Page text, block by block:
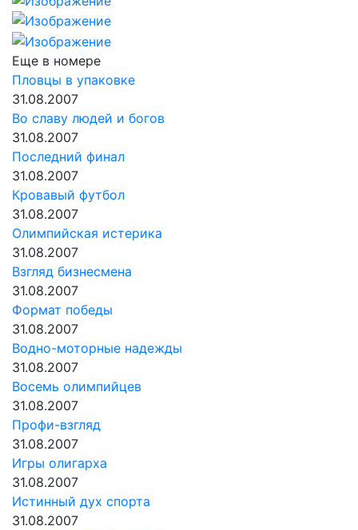
Еще в номере
Пловцы в упаковке
31.08.2007
Во славу людей и богов
31.08.2007
Последний финал
31.08.2007
Кровавый футбол
31.08.2007
Олимпийская истерика
31.08.2007
Взгляд бизнесмена
31.08.2007
Формат победы
31.08.2007
Водно-моторные надежды
31.08.2007
Восемь олимпийцев
31.08.2007
Профи-взгляд
31.08.2007
Игры олигарха
31.08.2007
Истинный дух спорта
31.08.2007